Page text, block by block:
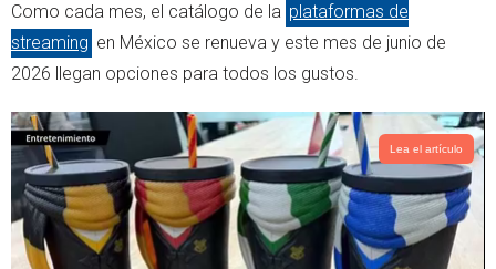
t
t
e
r
t
s
a
p
p
Como cada mes, el catálogo de la plataformas de
streaming en México se renueva y este mes de junio de
2026 llegan opciones para todos los gustos.
Lea el artículo